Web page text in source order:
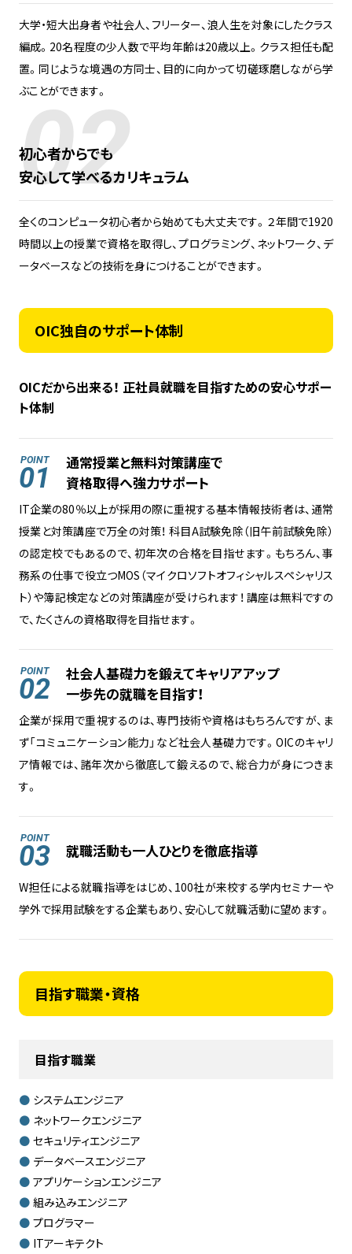
大学・短大出身者や社会人、フリーター、浪人生を対象にしたクラス
編成。20名程度の少人数で平均年齢は20歳以上。クラス担任も配
置。同じような境遇の方同士、目的に向かって切磋琢磨しながら学
ぶことができます。
02
初心者からでも
安心して学べるカリキュラム
全くのコンピュータ初心者から始めても大丈夫です。２年間で1920
時間以上の授業で資格を取得し、プログラミング、ネットワーク、デ
ータベースなどの技術を身につけることができます。
OIC独自のサポート体制
OICだから出来る！ 正社員就職を目指すための安心サポー
ト体制
POINT
01
通常授業と無料対策講座で
資格取得へ強力サポート
IT企業の80％以上が採用の際に重視する基本情報技術者は、通常
授業と対策講座で万全の対策！ 科目A試験免除（旧午前試験免除）
の認定校でもあるので、初年次の合格を目指せます。もちろん、事
務系の仕事で役立つMOS（マイクロソフトオフィシャルスペシャリス
ト）や簿記検定などの対策講座が受けられます！ 講座は無料ですの
で、たくさんの資格取得を目指せます。
POINT
02
社会人基礎力を鍛えてキャリアアップ
一歩先の就職を目指す！
企業が採用で重視するのは、専門技術や資格はもちろんですが、ま
ず「コミュニケーション能力」など社会人基礎力です。OICのキャリ
ア情報では、諸年次から徹底して鍛えるので、総合力が身につきま
す。
POINT
03 就職活動も一人ひとりを徹底指導
W担任による就職指導をはじめ、100社が来校する学内セミナーや
学外で採用試験をする企業もあり、安心して就職活動に望めます。
目指す職業・資格
目指す職業
システムエンジニア
ネットワークエンジニア
セキュリティエンジニア
データベースエンジニア
アプリケーションエンジニア
組み込みエンジニア
プログラマー
ITアーキテクト